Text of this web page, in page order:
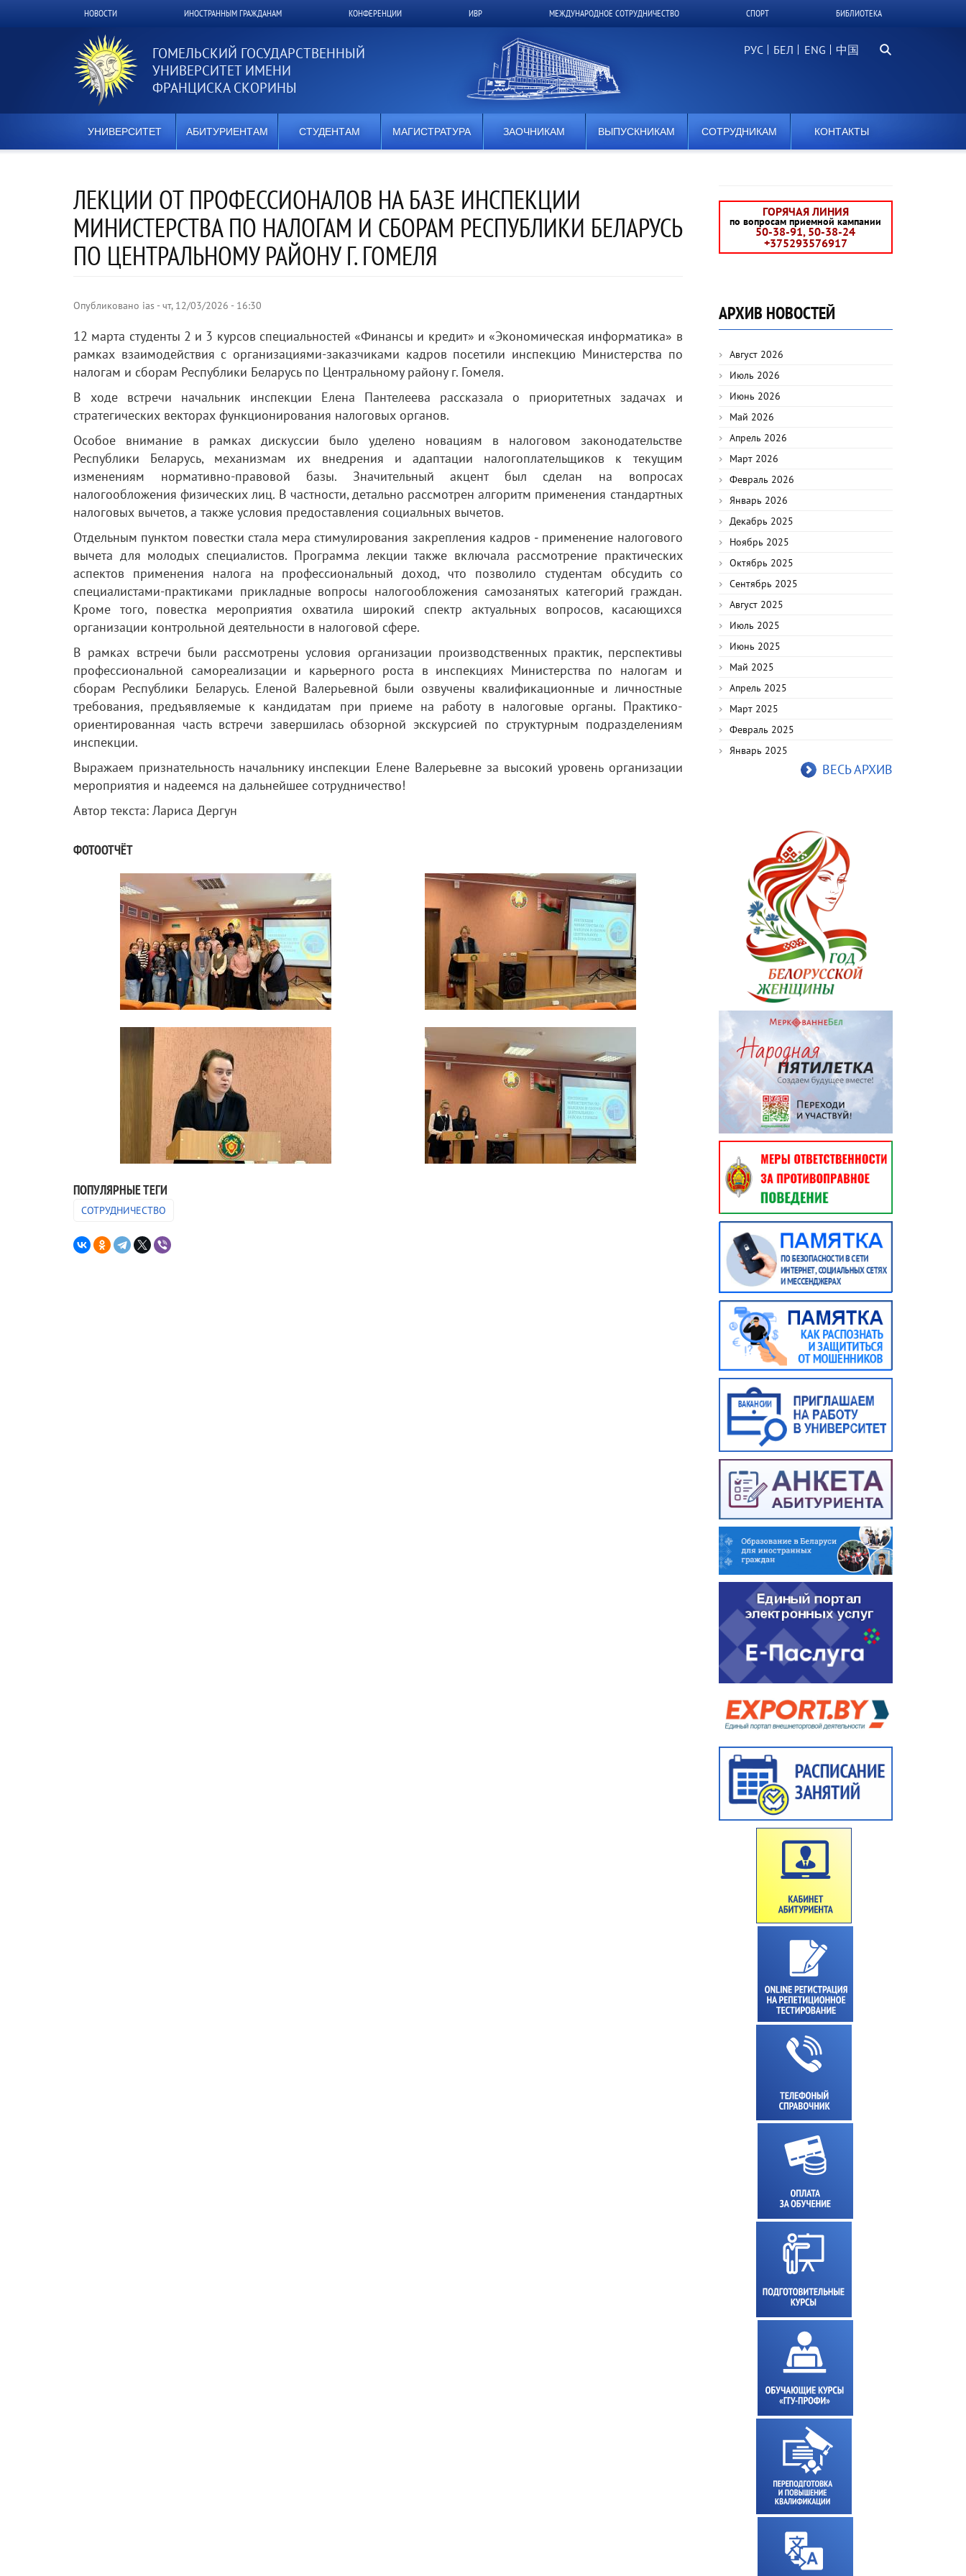
Верхнее
меню
НОВОСТИ ИНОСТРАННЫМ ГРАЖДАНАМ КОНФЕРЕНЦИИ ИВР МЕЖДУНАРОДНОЕ СОТРУДНИЧЕСТВО СПОРТ БИБЛИОТЕКА
ГОМЕЛЬСКИЙ ГОСУДАРСТВЕННЫЙ
УНИВЕРСИТЕТ ИМЕНИ
ФРАНЦИСКА СКОРИНЫ
РУС БЕЛ 中国 Поиск...
УНИВЕРСИТЕТ АБИТУРИЕНТАМ СТУДЕНТАМ МАГИСТРАТУРА ЗАОЧНИКАМ ВЫПУСКНИКАМ СОТРУДНИКАМ КОНТАКТЫ
ЛЕКЦИИ ОТ ПРОФЕССИОНАЛОВ НА БАЗЕ ИНСПЕКЦИИ
МИНИСТЕРСТВА ПО НАЛОГАМ И СБОРАМ РЕСПУБЛИКИ БЕЛАРУСЬ
ПО ЦЕНТРАЛЬНОМУ РАЙОНУ Г. ГОМЕЛЯ
Опубликовано ias -чт, 12/03/2026 - 16:30
12 марта студенты 2 и 3 курсов специальностей «Финансы и кредит» и «Экономическая информатика» в
рамках взаимодействия с организациями-заказчиками кадров посетили инспекцию Министерства по
налогам и сборам Республики Беларусь по Центральному району г. Гомеля.
В ходе встречи начальник инспекции Елена Пантелеева рассказала о приоритетных задачах и
стратегических векторах функционирования налоговых органов.
Особое внимание в рамках дискуссии было уделено новациям в налоговом законодательстве
Республики Беларусь, механизмам их внедрения и адаптации налогоплательщиков к текущим
изменениям нормативно-правовой базы. Значительный акцент был сделан на вопросах
налогообложения физических лиц. В частности, детально рассмотрен алгоритм применения стандартных
налоговых вычетов, а также условия предоставления социальных вычетов.
Отдельным пунктом повестки стала мера стимулирования закрепления кадров ‒ применение налогового
вычета для молодых специалистов. Программа лекции также включала рассмотрение практических
аспектов применения налога на профессиональный доход, что позволило студентам обсудить со
специалистами-практиками прикладные вопросы налогообложения самозанятых категорий граждан.
Кроме того, повестка мероприятия охватила широкий спектр актуальных вопросов, касающихся
организации контрольной деятельности в налоговой сфере.
В рамках встречи были рассмотрены условия организации производственных практик, перспективы
профессиональной самореализации и карьерного роста в инспекциях Министерства по налогам и
сборам Республики Беларусь. Еленой Валерьевной были озвучены квалификационные и личностные
требования, предъявляемые к кандидатам при приеме на работу в налоговые органы. Практико-
ориентированная часть встречи завершилась обзорной экскурсией по структурным подразделениям
инспекции.
Выражаем признательность начальнику инспекции Елене Валерьевне за высокий уровень организации
мероприятия и надеемся на дальнейшее сотрудничество!
Автор текста: Лариса Дергун
ФОТООТЧЁТ
ПОПУЛЯРНЫЕ ТЕГИ
СОТРУДНИЧЕСТВО
ГОРЯЧАЯ ЛИНИЯ
по вопросам приемной кампании
50-38-91, 50-38-24
+375293576917
АРХИВ НОВОСТЕЙ
Август 2026
Июль 2026
Июнь 2026
Май 2026
Апрель 2026
Март 2026
Февраль 2026
Январь 2026
Декабрь 2025
Ноябрь 2025
Октябрь 2025
Сентябрь 2025
Август 2025
Июль 2025
Июнь 2025
Май 2025
Апрель 2025
Март 2025
Февраль 2025
Январь 2025
ВЕСЬ АРХИВ